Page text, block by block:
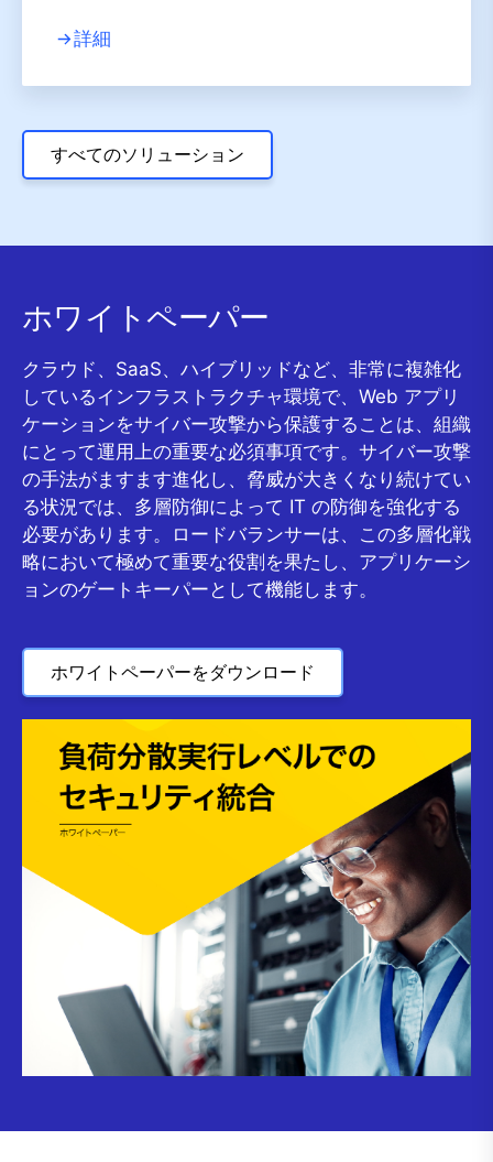
詳細
すべてのソリューション
ホワイトペーパー
クラウド、SaaS、ハイブリッドなど、非常に複雑化
しているインフラストラクチャ環境で、Web アプリ
ケーションをサイバー攻撃から保護することは、組織
にとって運用上の重要な必須事項です。サイバー攻撃
の手法がますます進化し、脅威が大きくなり続けてい
る状況では、多層防御によって IT の防御を強化する
必要があります。ロードバランサーは、この多層化戦
略において極めて重要な役割を果たし、アプリケーシ
ョンのゲートキーパーとして機能します。
ホワイトペーパーをダウンロード